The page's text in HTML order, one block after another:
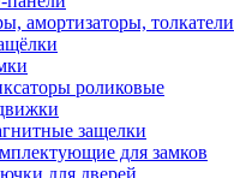
амортизаторы, толкатели
роликовые
защелки
для замков
для дверей